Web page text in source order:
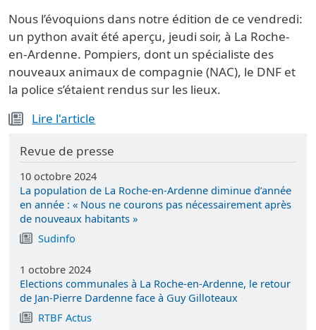
Nous l’évoquions dans notre édition de ce vendredi:
un python avait été aperçu, jeudi soir, à La Roche-
en-Ardenne. Pompiers, dont un spécialiste des
nouveaux animaux de compagnie (NAC), le DNF et
la police s’étaient rendus sur les lieux.
Lire l'article
Revue de presse
10 octobre 2024
La population de La Roche-en-Ardenne diminue d’année
en année : « Nous ne courons pas nécessairement après
de nouveaux habitants »
Sudinfo
1 octobre 2024
Elections communales à La Roche-en-Ardenne, le retour
de Jan-Pierre Dardenne face à Guy Gilloteaux
RTBF Actus